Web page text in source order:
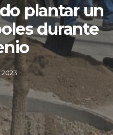
plantar un
durante
2023